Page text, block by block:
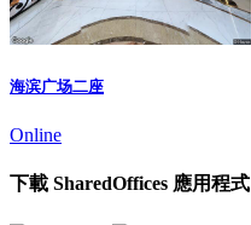
海滨广场二座
Online
下載 SharedOffices 應用程式